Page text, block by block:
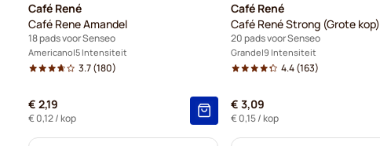
Café René
Café Rene Amandel
18 pads voor Senseo
Americano 5 Intensiteit
3.7(180)
€ 2,19
€ 0,12/ kop
Café René
Café René Strong (Grote kop)
20 pads voor Senseo
Grande 9 Intensiteit
4.4(163)
€ 3,09
€ 0,15/ kop